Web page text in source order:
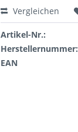
Vergleichen
Artikel-Nr.:
Herstellernummer:
EAN